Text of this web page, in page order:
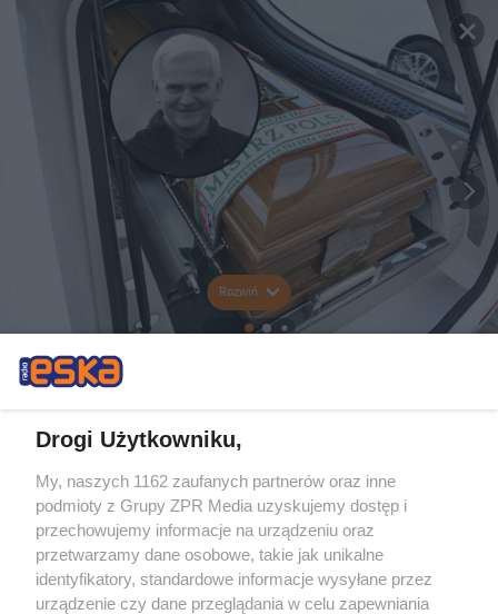
Rozwiń
Drogi Użytkowniku,
My, naszych 1162 zaufanych partnerów oraz inne
podmioty z Grupy ZPR Media uzyskujemy dostęp i
przechowujemy informacje na urządzeniu oraz
przetwarzamy dane osobowe, takie jak unikalne
identyfikatory, standardowe informacje wysyłane przez
urządzenie czy dane przeglądania w celu zapewniania